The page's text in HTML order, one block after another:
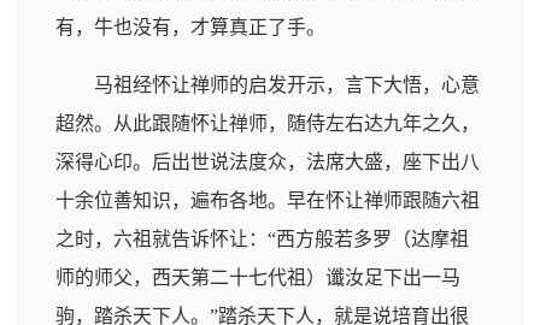
有，牛也没有，才算真正了手。
马祖经怀让禅师的启发开示，言下大悟，心意
超然。从此跟随怀让禅师，随侍左右达九年之久，
深得心印。后出世说法度众，法席大盛，座下出八
十余位善知识，遍布各地。早在怀让禅师跟随六祖
之时，六祖就告诉怀让：“西方般若多罗（达摩祖
师的师父，西天第二十七代祖）谶汝足下出一马
驹，踏杀天下人。”踏杀天下人，就是说培育出很